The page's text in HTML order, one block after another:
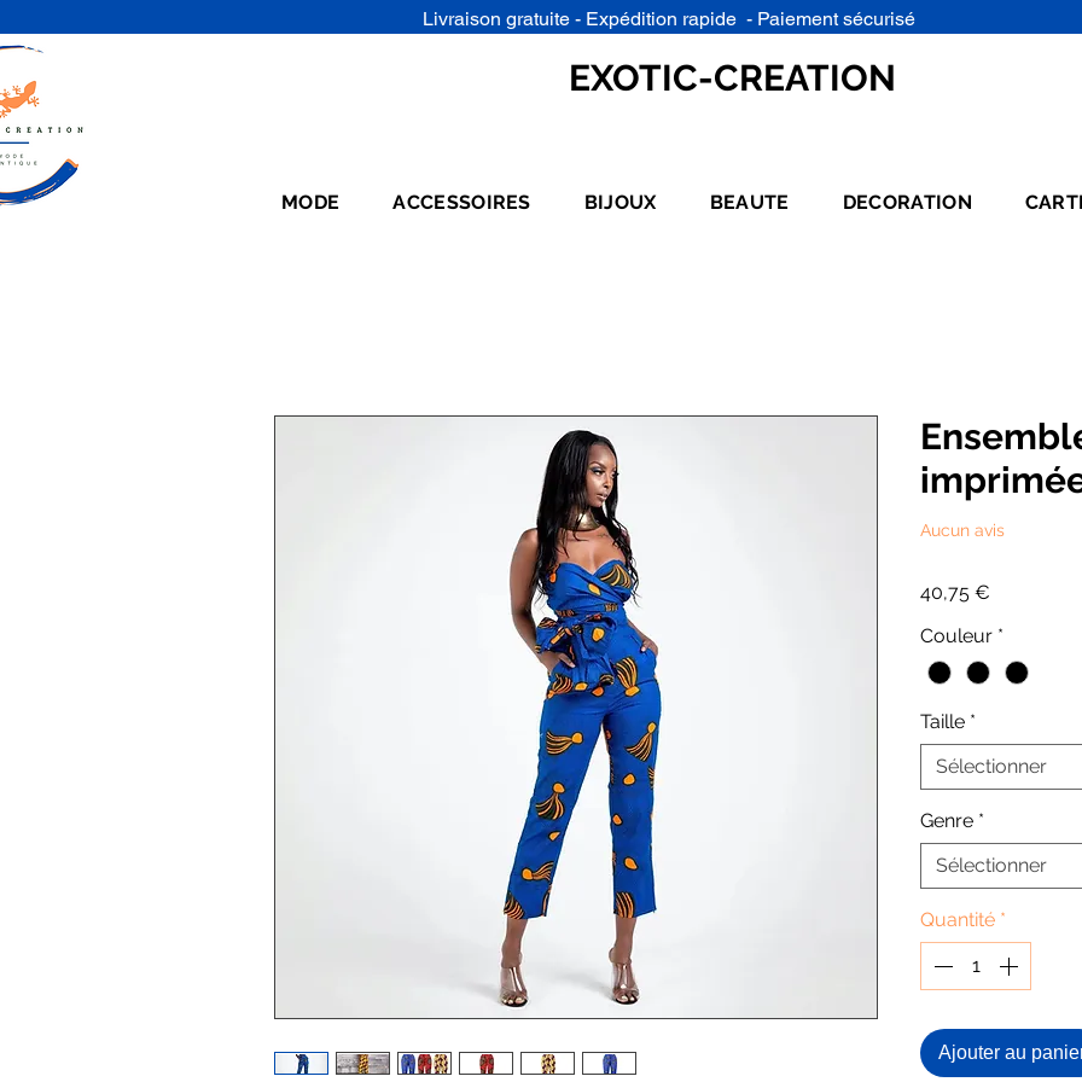
Livraison gratuite - Expédition rapide - Paiement sécurisé
EXOTIC-CREATION
MODE ACCESSOIRES BIJOUX BEAUTE DECORATION
Aucun avis
40,75 €
Couleur *
Taille *
Sélectionner
Genre *
Sélectionner
Quantité *
Ajouter au